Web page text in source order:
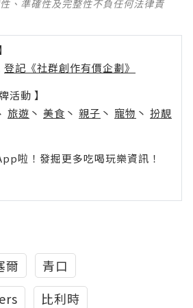
、準確性及完整性不負任何法律責
登記《社群創作有價企劃》
活動 】
旅遊 丶 美食 丶 親子 丶 寵物 丶 扮靚
啦！發掘更多吃喝玩樂資訊！
爾
青口
比利時